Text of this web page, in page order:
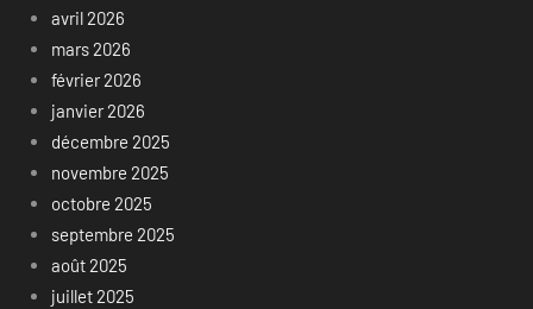
avril 2026
mars 2026
février 2026
janvier 2026
décembre 2025
novembre 2025
octobre 2025
septembre 2025
août 2025
juillet 2025